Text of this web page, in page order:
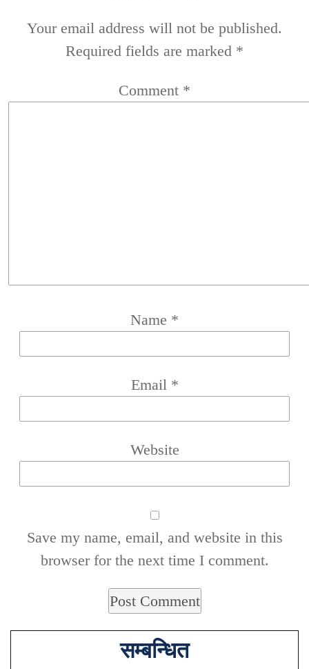
Your email address will not be published.
Required fields are marked *
Comment *
Name *
Email *
Website
Save my name, email, and website in this
browser for the next time I comment.
सम्बन्धित